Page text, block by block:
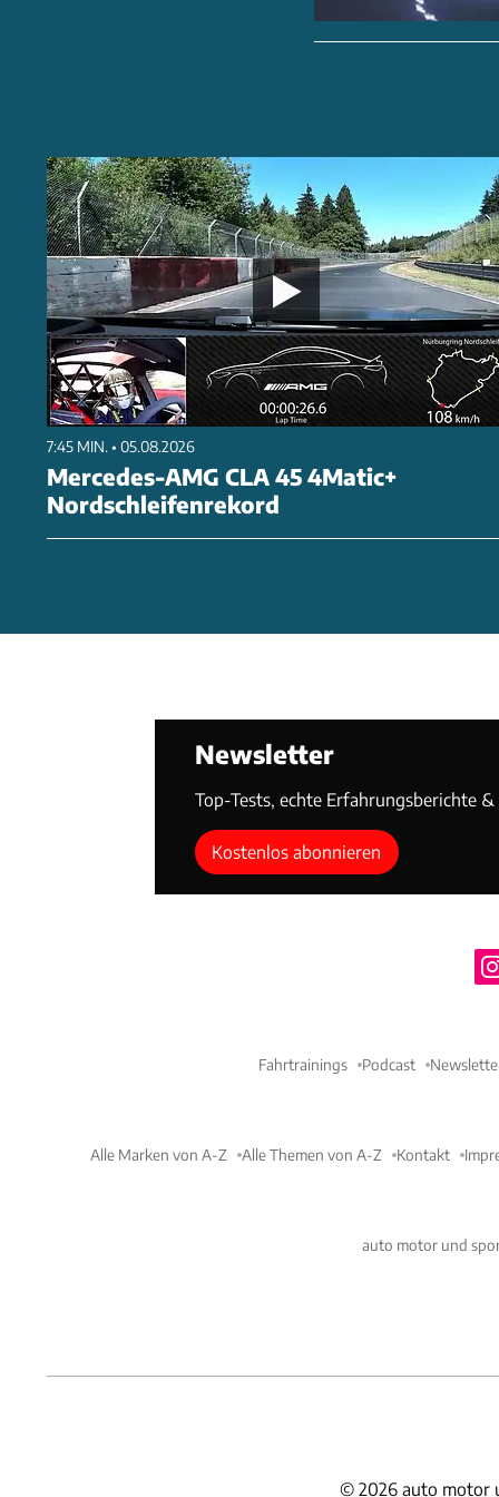
7:45 MIN. • 05.08.2026
Mercedes-AMG CLA 45 4Matic+
Nordschleifenrekord
Newsletter
Top-Tests, echte Erfahrungsberichte
Kostenlos abonnieren
Fahrtrainings Podcast
Alle Marken von A-Z Alle Themen von A-Z Kontakt
auto motor und
© 2026 auto motor